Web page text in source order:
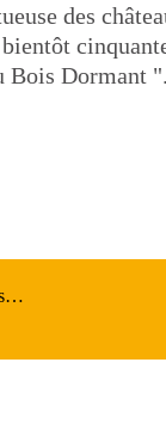
des
Bois Dormant ".